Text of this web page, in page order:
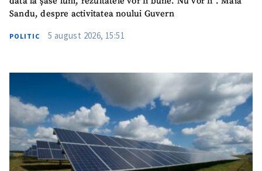
Sandu, despre activitatea noului Guvern
POLITIC 5 august 2026, 15:51